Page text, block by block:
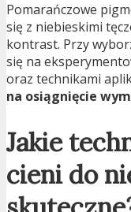
Pomarańczowe
się z niebieskimi
kontrast. Przy
się na
oraz technikami
na osiągnięcie
Jakie
cieni do